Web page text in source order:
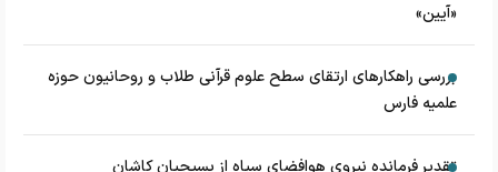
«آیین»
بررسی راهکارهای ارتقای سطح علوم قرآنی طلاب و روحانیون حوزه
علمیه فارس
تقدیر فرمانده نیروی هوافضای سپاه از بسیجیان کاشان